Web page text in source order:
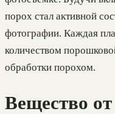
порох стал активной
фотографии. Каждая
количеством
обработки порохом.
Вещество